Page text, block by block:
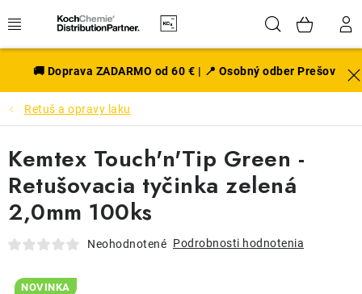
na
Hľadať
EXTERIÉR
DISKY A PNEU
INTERIÉR
PRÍSLUŠENSTVO
VÔNE DO AUTA
VÝHODNÉ SADY
🚚 Doprava ZADARMO od 60 € | 📍 Osobný odber Prešov
Retuš a opravy laku
Kemtex Touch'n'Tip Green -
Retušovacia tyčinka zelená
2,0mm 100ks
Neohodnotené Podrobnosti hodnotenia
NOVINKA